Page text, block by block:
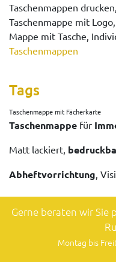
Taschenmappen
Taschenmappe mit
Mappe mit Tasche,
Taschenmappen
Tags
Taschenmappe mit Fächerkarte
Taschenmappe für
Matt lackiert,
Abheftvorrichtung ,
Gerne beraten wir Sie
Montag bis